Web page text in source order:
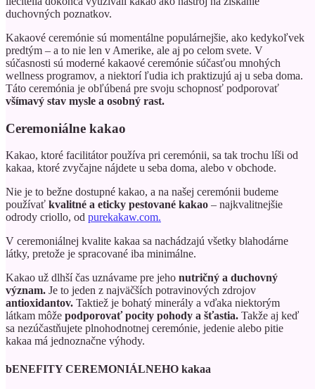
duchovných poznatkov.
Kakaové ceremónie sú momentálne populárnejšie, ako kedykoľvek
predtým – a to nie len v Amerike, ale aj po celom svete. V
súčasnosti sú moderné kakaové ceremónie súčasťou mnohých
wellness programov, a niektorí ľudia ich praktizujú aj u seba doma.
Táto ceremónia je obľúbená pre svoju schopnosť podporovať
všímavý stav mysle a osobný rast.
Ceremoniálne kakao
Kakao, ktoré facilitátor používa pri ceremónii, sa tak trochu líši od
kakaa, ktoré zvyčajne nájdete u seba doma, alebo v obchode.
Nie je to bežne dostupné kakao, a na našej ceremónii budeme
používať kvalitné a eticky pestované kakao – najkvalitnejšie
odrody criollo, od purekakaw.com.
V ceremoniálnej kvalite kakaa sa nachádzajú všetky blahodárne
látky, pretože je spracované iba minimálne.
Kakao už dlhší čas uznávame pre jeho nutričný a duchovný
význam. Je to jeden z najväčších potravinových zdrojov
antioxidantov. Taktiež je bohatý minerály a vďaka niektorým
látkam môže podporovať pocity pohody a šťastia. Takže aj keď
sa nezúčastňujete plnohodnotnej ceremónie, jedenie alebo pitie
kakaa má jednoznačne výhody.
bENEFITY CEREMONIÁLNEHO kakaa